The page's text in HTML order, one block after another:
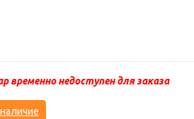
временно недоступен для заказа